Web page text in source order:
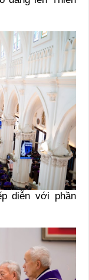
diễn với phần